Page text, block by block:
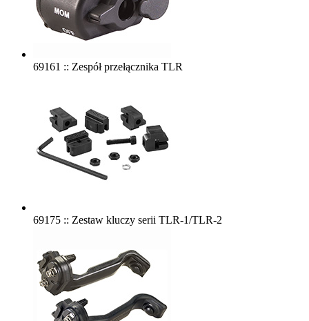
69161 :: Zespół przełącznika TLR
69175 :: Zestaw kluczy serii TLR-1/TLR-2